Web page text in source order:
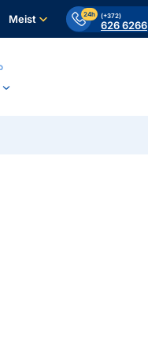
Meist 24h (+372)
626 6266